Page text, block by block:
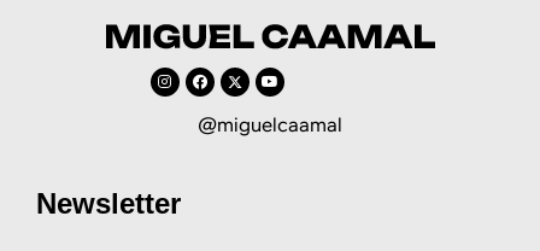
@miguelcaamal
Newsletter